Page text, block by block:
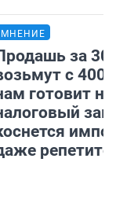
МНЕНИЕ
за
с
готовит